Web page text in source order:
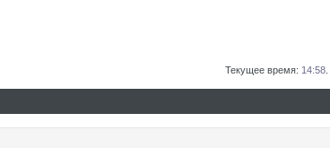
Текущее время: 14:58